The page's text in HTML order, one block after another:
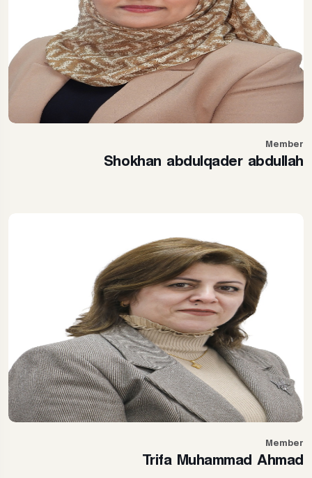
Member
Shokhan abdulqader abdullah
Member
Trifa Muhammad Ahmad